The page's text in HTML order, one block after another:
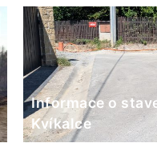
Informace o
Kvíkalce